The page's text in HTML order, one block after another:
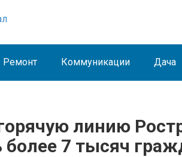
Ремонт Коммуникации Дача
линию
более 7 тысяч